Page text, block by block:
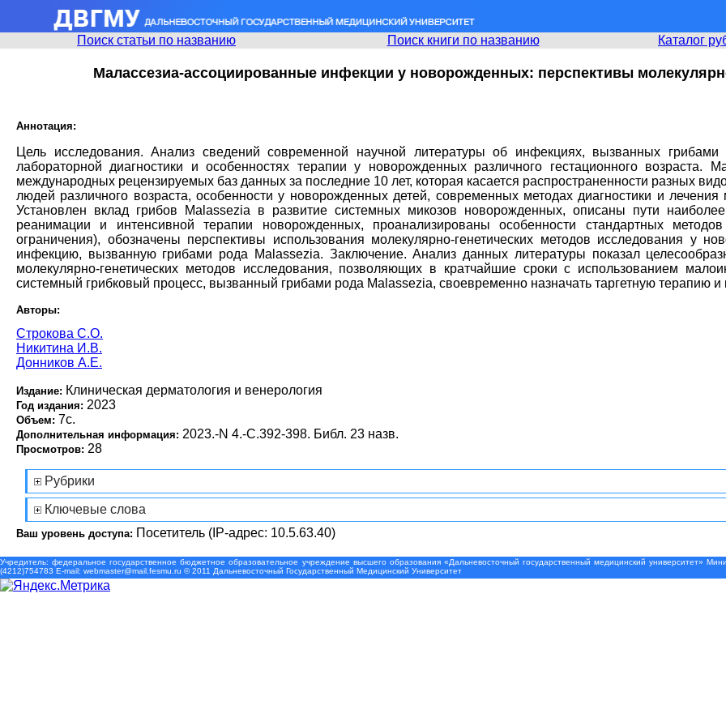
Поиск статьи по названию Поиск книги по названию Каталог
Малассезиа-ассоциированные инфекции у новорожденных: перспективы
Аннотация:
Цель исследования. Анализ сведений современной научной литературы об инфекциях, вызванных грибами
лабораторной диагностики и особенностях терапии у новорожденных различного гестационного
международных рецензируемых баз данных за последние 10 лет, которая касается распространенности разных
людей различного возраста, особенности у новорожденных детей, современных методах диагностики и
Установлен вклад грибов Malassezia в развитие системных микозов новорожденных, описаны пути
реанимации и интенсивной терапии новорожденных, проанализированы особенности стандартных
ограничения), обозначены перспективы использования молекулярно-генетических методов исследования у
инфекцию, вызванную грибами рода Malassezia. Заключение. Анализ данных литературы показал
молекулярно-генетических методов исследования, позволяющих в кратчайшие сроки с использованием
системный грибковый процecc, вызванный грибами рода Malassezia, своевременно назначать таргетную терапию
Авторы:
Строкова С.О.
Никитина И.В.
Донников А.Е.
Издание: Клиническая дерматология и венерология
Год издания: 2023
Объем: 7с.
Дополнительная информация: 2023.-N 4.-С.392-398. Библ. 23 назв.
Просмотров: 28
Рубрики
Ключевые слова
Ваш уровень доступа: Посетитель (IP-адрес: 10.5.63.40)
Учредитель: федеральное государственное бюджетное образовательное учреждение высшего образования «Дальневосточный государственный медицинский университет»
(4212)754783 Е-mail: webmaster@mail.fesmu.ru © 2011 Дальневосточный Государственный Медицинский Университет